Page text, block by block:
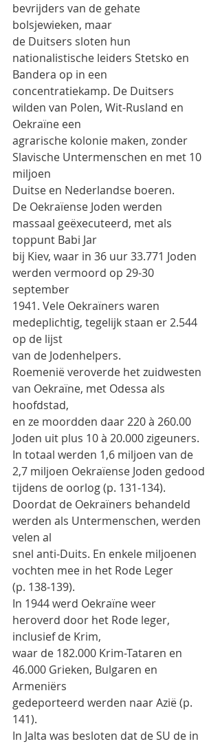
bevrijders van de gehate
bolsjewieken, maar
de Duitsers sloten hun
nationalistische leiders Stetsko en
Bandera op in een
concentratiekamp. De Duitsers
wilden van Polen, Wit-Rusland en
Oekraïne een
agrarische kolonie maken, zonder
Slavische Untermenschen en met 10
miljoen
Duitse en Nederlandse boeren.
De Oekraïense Joden werden
massaal geëxecuteerd, met als
toppunt Babi Jar
bij Kiev, waar in 36 uur 33.771 Joden
werden vermoord op 29-30
september
1941. Vele Oekraïners waren
medeplichtig, tegelijk staan er 2.544
op de lijst
van de Jodenhelpers.
Roemenië veroverde het zuidwesten
van Oekraïne, met Odessa als
hoofdstad,
en ze moordden daar 220 à 260.00
Joden uit plus 10 à 20.000 zigeuners.
In totaal werden 1,6 miljoen van de
2,7 miljoen Oekraïense Joden gedood
tijdens de oorlog (p. 131-134).
Doordat de Oekraïners behandeld
werden als Untermenschen, werden
velen al
snel anti-Duits. En enkele miljoenen
vochten mee in het Rode Leger
(p. 138-139).
In 1944 werd Oekraïne weer
heroverd door het Rode leger,
inclusief de Krim,
waar de 182.000 Krim-Tataren en
46.000 Grieken, Bulgaren en
Armeniërs
gedeporteerd werden naar Azië (p.
141).
In Jalta was besloten dat de SU de in